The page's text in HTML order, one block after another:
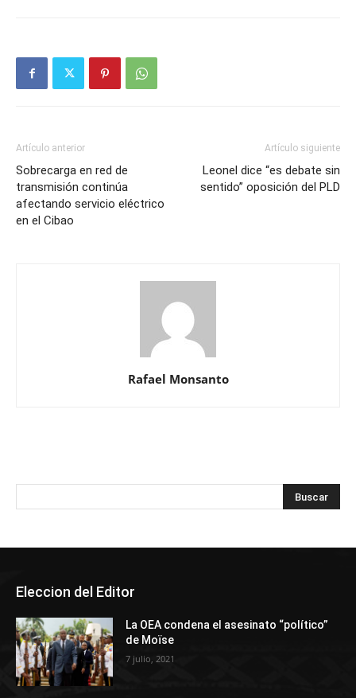
Artículo anterior
Sobrecarga en red de
transmisión continúa
afectando servicio eléctrico
en el Cibao
Artículo siguiente
Leonel dice “es debate sin
sentido” oposición del PLD
Rafael Monsanto
Eleccion del Editor
La OEA condena el asesinato “político”
de Moïse
7 julio, 2021